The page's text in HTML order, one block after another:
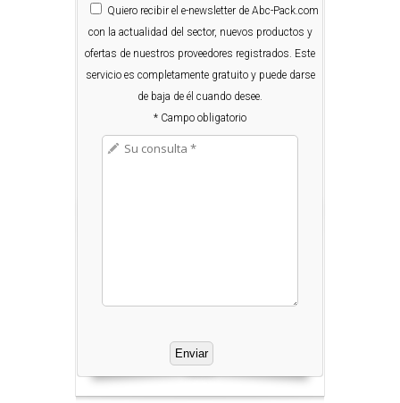
Quiero recibir el e-newsletter de Abc-Pack.com
con la actualidad del sector, nuevos productos y
ofertas de nuestros proveedores registrados. Este
servicio es completamente gratuito y puede darse
de baja de él cuando desee.
* Campo obligatorio